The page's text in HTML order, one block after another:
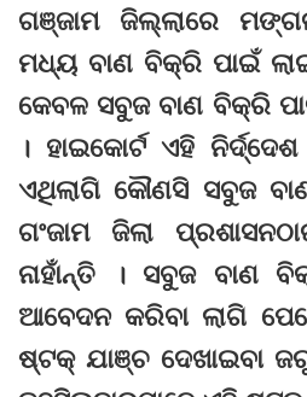
ଗଞ୍ଜାମ ଜିଲ୍ଲାରେ
ମଧ୍ୟ ବାଣ ବିକ୍ରି ପାଇଁ
କେବଳ ସବୁଜ ବାଣ ବିକ୍ରି
। ହାଇକୋର୍ଟ ଏହି
ଏଥିଲାଗି କୌଣସି ସବୁଜ
ଗଂଜାମ ଜିଲା
ନାହାଁନ୍ତି । ସବୁଜ ବାଣ
ଆବେଦନ କରିବା ଲାଗି
ଷ୍ଟକ୍ ଯାଞ୍ଚ ଦେଖାଇବା